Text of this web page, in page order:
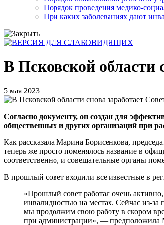
Порядок проведения медико-
При каких заболеваниях дают
В Псковской области
5 мая 2023
Согласно документу, он создан для
общественных и других организаций при
Как рассказала Марина Борисенкова,
теперь же просто поменялось название в
соответственно, и совещательные органы
В прошлый совет входили все известные в
«Прошлый совет работал очень
инвалидностью на местах. Сейчас из-за
мы продолжим свою работу в скором
при администрации», — предположила